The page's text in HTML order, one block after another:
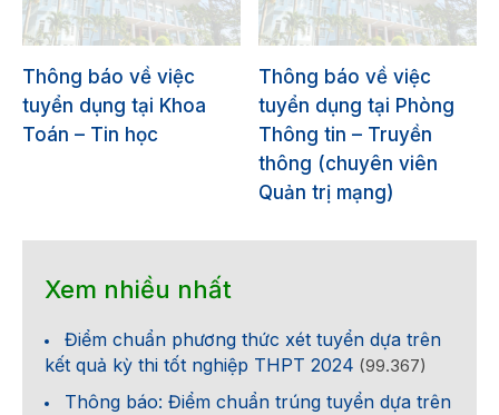
Thông báo về việc
tuyển dụng tại Khoa
Toán – Tin học
Thông báo về việc
tuyển dụng tại Phòng
Thông tin – Truyền
thông (chuyên viên
Quản trị mạng)
Xem nhiều nhất
Điểm chuẩn phương thức xét tuyển dựa trên
kết quả kỳ thi tốt nghiệp THPT 2024 (99.367)
Thông báo: Điểm chuẩn trúng tuyển dựa trên